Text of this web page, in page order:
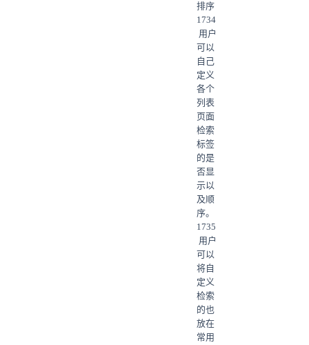
排序
1734
用户
可以
自己
定义
各个
列表
页面
检索
标签
的是
否显
示以
及顺
序。
1735
用户
可以
将自
定义
检索
的也
放在
常用